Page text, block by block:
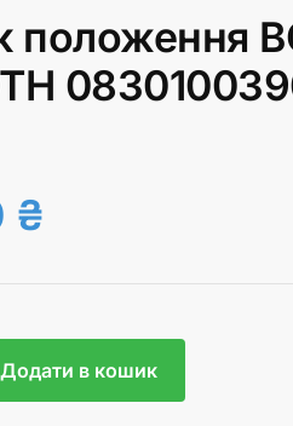
положення
₴
Додати в кошик